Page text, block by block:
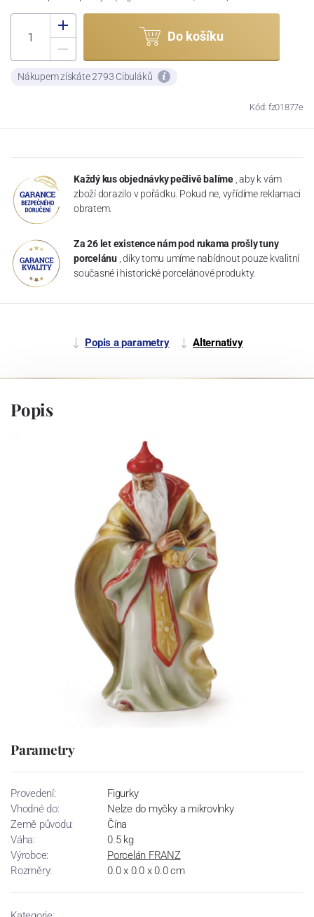
Do košíku
Nákupem získáte 2793 Cibuláků
Kód: fz01877e
Každý kus objednávky pečlivě balíme , aby k vám
zboží dorazilo v pořádku. Pokud ne, vyřídíme reklamaci
obratem.
Za 26 let existence nám pod rukama prošly tuny
porcelánu , díky tomu umíme nabídnout pouze kvalitní
současné i historické porcelánové produkty.
Popis a parametry Alternativy
Popis
Parametry
Provedení:
Figurky
Vhodné do:
Nelze do myčky a mikrovlnky
Země původu:
Čína
Váha:
0.5 kg
Výrobce:
Porcelán FRANZ
Rozměry:
0.0 x 0.0 x 0.0 cm